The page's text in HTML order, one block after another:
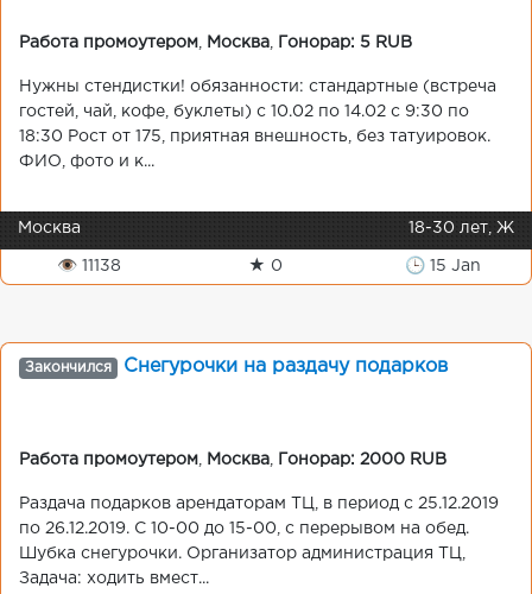
Работа промоутером Москва Гонорар: 5 RUB
Нужны стендистки! обязанности: стандартные (встреча
гостей, чай, кофе, буклеты) с 10.02 по 14.02 с 9:30 по
18:30 Рост от 175, приятная внешность, без татуировок.
ФИО, фото и к...
Москва 18-30 лет, Ж
👁 11138 ★ 0 🕒 15 Jan
Закончился Снегурочки на раздачу подарков
Работа промоутером Москва Гонорар: 2000 RUB
Раздача подарков арендаторам ТЦ, в период с 25.12.2019
по 26.12.2019. С 10-00 до 15-00, с перерывом на обед.
Шубка снегурочки. Организатор администрация ТЦ,
Задача: ходить вмест...